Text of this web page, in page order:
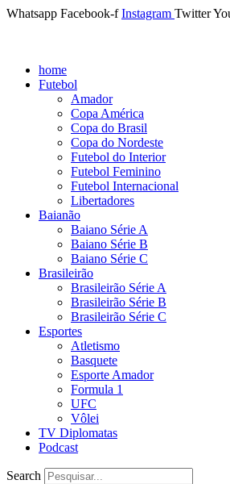
Whatsapp Facebook-f Instagram Twitter
home
Futebol
Amador
Copa América
Copa do Brasil
Copa do Nordeste
Futebol do Interior
Futebol Feminino
Futebol Internacional
Libertadores
Baianão
Baiano Série A
Baiano Série B
Baiano Série C
Brasileirão
Brasileirão Série A
Brasileirão Série B
Brasileirão Série C
Esportes
Atletismo
Basquete
Esporte Amador
Formula 1
UFC
Vôlei
TV Diplomatas
Podcast
Search